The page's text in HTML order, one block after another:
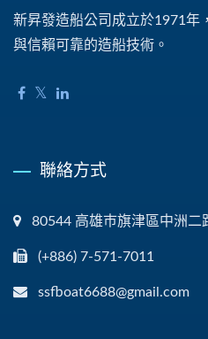
新昇發造船公司成立於1971年
與信賴可靠的造船技術。
聯絡方式
80544 高雄巿旗津區中洲二
(+886) 7-571-7011
ssfboat6688@gmail.com